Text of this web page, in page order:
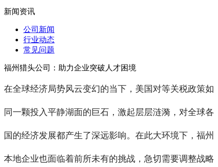
新闻资讯
公司新闻
行业动态
常见问题
福州猎头公司：助力企业突破人才困境
在全球经济局势风云变幻的当下，美国对等关税政策如
同一颗投入平静湖面的巨石，激起层层涟漪，对全球各
国的经济发展都产生了深远影响。在此大环境下，福州
本地企业也面临着前所未有的挑战，急切需要调整战略